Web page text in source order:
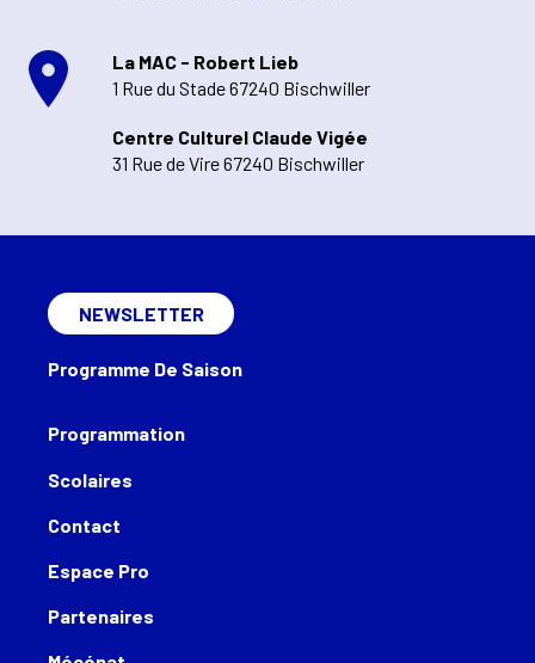
La MAC - Robert Lieb
1 Rue du Stade 67240 Bischwiller
Centre Culturel Claude Vigée
31 Rue de Vire 67240 Bischwiller
Programmation
Scolaires
Contact
Espace Pro
Partenaires
NEWSLETTER
Programme De Saison